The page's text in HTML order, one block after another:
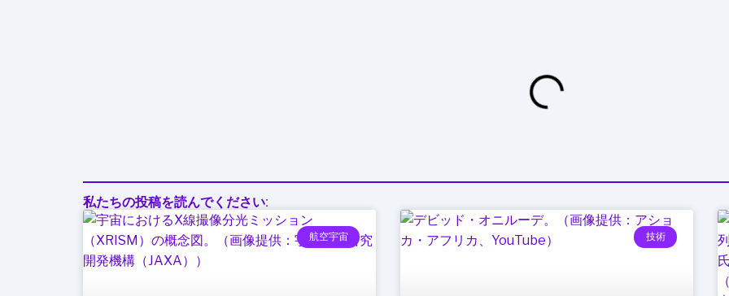
キ
ュ
リ
ィ
私たちの投稿を読んでください:
航空宇宙 技術